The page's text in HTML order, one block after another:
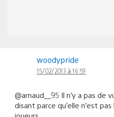
woodypride
15/02/2013 à 16:59
@arnaud__95 Il n’y a pas de
disant parce qu’elle n’est